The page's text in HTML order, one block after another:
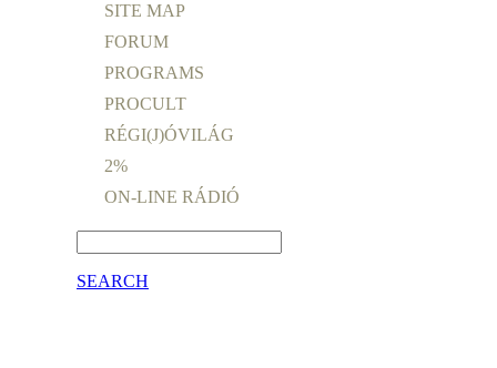
SITE MAP
FORUM
PROGRAMS
PROCULT
RÉGI(J)ÓVILÁG
2%
ON-LINE RÁDIÓ
SEARCH